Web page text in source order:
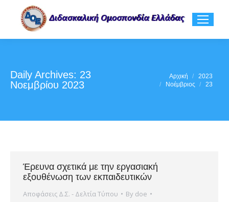
Daily Archives: 23
Νοεμβρίου 2023
You are here:Αρχική
2023
Νοέμβριος
23
Έρευνα σχετικά με την εργασιακή
εξουθένωση των εκπαιδευτικών
Αποφάσεις Δ.Σ. - Δελτία Τύπου By doe